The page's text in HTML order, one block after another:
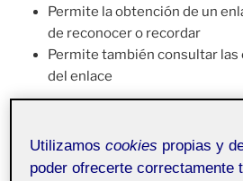
Permite la obtención de un
de reconocer o recordar
Permite también consultar las
del enlace
FUNDAMENTOS DE LA
Utilizamoscookies propias y
poder ofrecerte correctamente